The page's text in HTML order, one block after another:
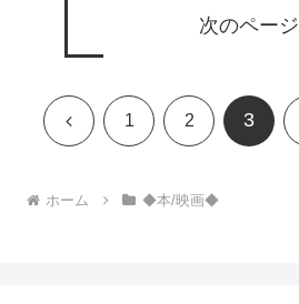
次のページ
前 1 2 3
ホーム ◆本/映画◆